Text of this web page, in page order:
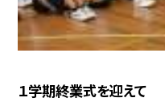
１学期終業式を迎えて